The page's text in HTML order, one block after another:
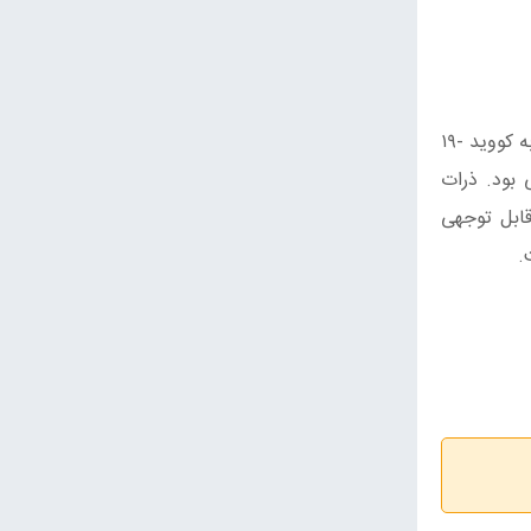
آدامس تولیدشده از عصاره قارچ بیشتر برای افرادی که در ارتباط نزدیک با دیگران قرار دارد یا برای پزشکانی که با بیماران مبتلا به کووید -۱۹
بود. ذرات
توجهی